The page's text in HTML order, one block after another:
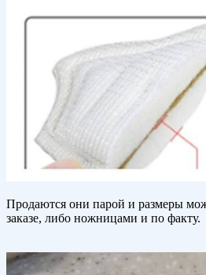
Продаются они парой и размеры
заказе, либо ножницами и по факту.